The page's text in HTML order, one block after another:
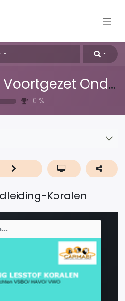
lesmateriaal Voortgezet Onderwijs
0 %
Koralen